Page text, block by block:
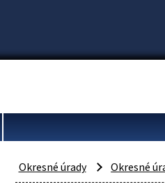
Okresné úrady Okresné